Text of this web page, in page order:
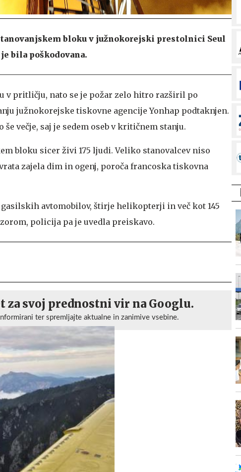
bloku v južnokorejski prestolnici Seul
bila poškodovana.
v pritličju, nato se je požar zelo hitro razširil po
južnokorejske tiskovne agencije Yonhap podtaknjen.
večje, saj je sedem oseb v kritičnem stanju.
bloku sicer živi 175 ljudi. Veliko stanovalcev niso
zajela dim in ogenj, poroča francoska tiskovna
gasilskih avtomobilov, štirje helikopterji in več kot 145
policija pa je uvedla preiskavo.
za svoj prednostni vir na Googlu.
ter spremljajte aktualne in zanimive vsebine.